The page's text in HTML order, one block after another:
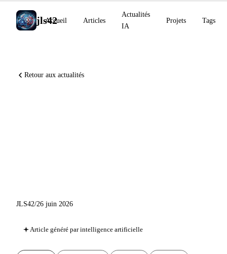
jls42
Accueil Articles
Actualités
IA
Projets Tags
Retour aux actualités
JLS42/26 juin 2026
Article généré par intelligence artificielle